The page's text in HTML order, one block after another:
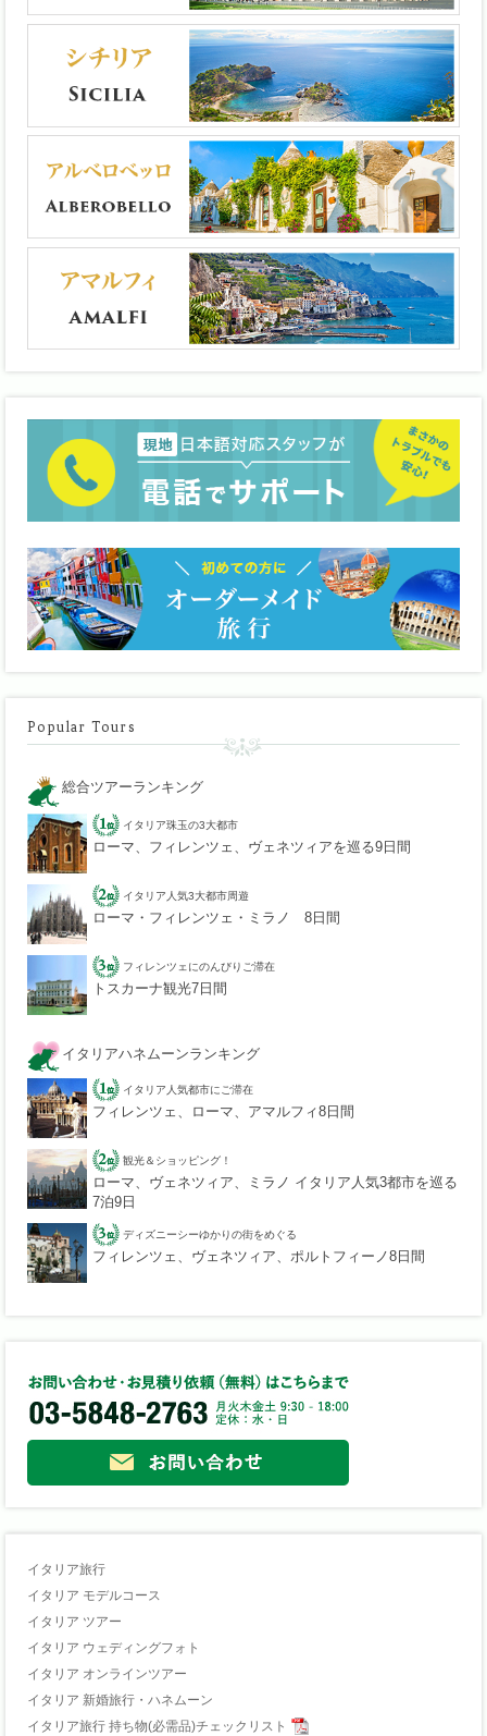
Popular Tours
総合ツアーランキング
イタリア珠玉の3大都市
ローマ、フィレンツェ、ヴェネツィアを巡る9日間
イタリア人気3大都市周遊
ローマ・フィレンツェ・ミラノ 8日間
フィレンツェにのんびりご滞在
トスカーナ観光7日間
イタリアハネムーンランキング
イタリア人気都市にご滞在
フィレンツェ、ローマ、アマルフィ8日間
観光＆ショッピング！
ローマ、ヴェネツィア、ミラノ イタリア人気3都市を巡る
7泊9日
ディズニーシーゆかりの街をめぐる
フィレンツェ、ヴェネツィア、ポルトフィーノ8日間
イタリア旅行
イタリア モデルコース
イタリア ツアー
イタリア ウェディングフォト
イタリア オンラインツアー
イタリア 新婚旅行・ハネムーン
イタリア旅行 持ち物(必需品)チェックリスト